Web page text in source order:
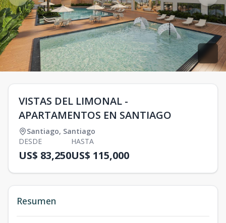
VISTAS DEL LIMONAL -
APARTAMENTOS EN SANTIAGO
Santiago, Santiago
DESDE
US$ 83,250
HASTA
US$ 115,000
Resumen